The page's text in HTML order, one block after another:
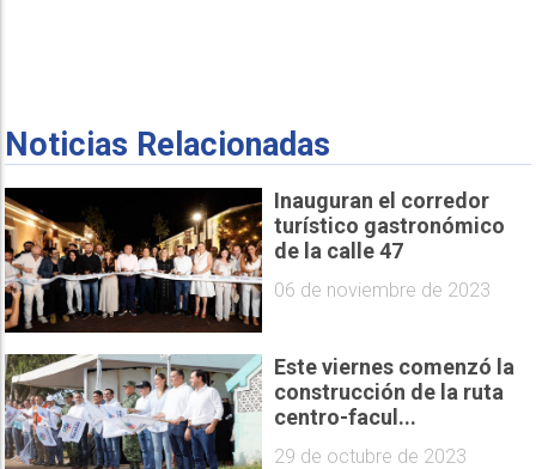
Noticias Relacionadas
Inauguran el corredor
turístico gastronómico
de la calle 47
06 de noviembre de 2023
Este viernes comenzó la
construcción de la ruta
centro-facul...
29 de octubre de 2023